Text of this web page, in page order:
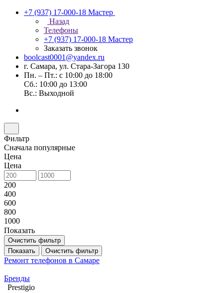
+7 (937) 17-000-18 Мастер
Назад
Телефоны
+7 (937) 17-000-18 Мастер
Заказать звонок
boolcast0001@yandex.ru
г. Самара, ул. Стара-Загора 130
Пн. – Пт.: с 10:00 до 18:00
Сб.: 10:00 до 13:00
Вс.: Выходной
Фильтр
Сначала популярные
Цена
Цена
200
400
600
800
1000
Показать
Очистить фильтр
Показать
Очистить фильтр
Ремонт телефонов в Самаре
Бренды
Prestigio